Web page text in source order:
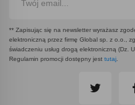
** Zapisując się na newsletter wyrażasz
elektroniczną przez firmę Global sp. z o.o.,
świadczeniu usług drogą elektroniczną (Dz.
Regulamin promocji dostępny jest tutaj.